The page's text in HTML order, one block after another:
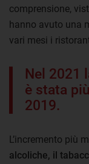
comprensione,
hanno avuto una
vari mesi i
Nel 2021
è stata
2019.
L’incremento più
alcoliche, il